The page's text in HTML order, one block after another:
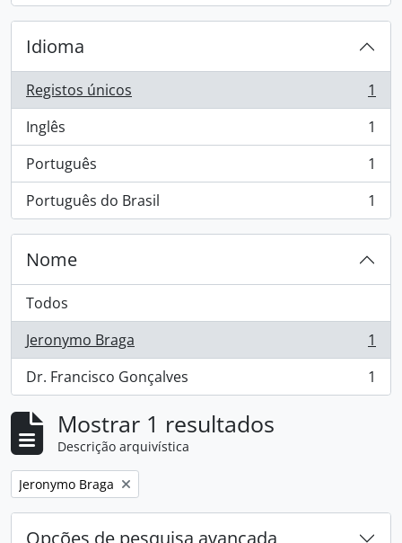
Idioma
Registos únicos
, 1 resultados
1
Inglês
, 1 resultados
1
Português
, 1 resultados
1
Português do Brasil
, 1 resultados 1
Nome
Todos
Jeronymo Braga
, 1 resultados
1
Dr. Francisco Gonçalves
, 1 resultados 1
Mostrar 1 resultados
Descrição arquivística
Remover filtro:
Jeronymo Braga
Opções de pesquisa avançada